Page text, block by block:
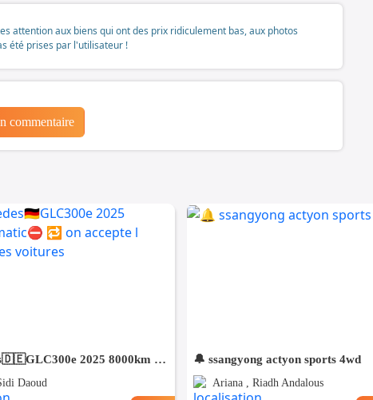
attention aux biens qui ont des prix ridiculement bas, aux photos
été prises par l'utilisateur !
commentaire
⛔️Mercedes🇩🇪GLC300e 2025 8000km 4matic⛔️ 🔁 on accepte l échange des voitures
Daoud
🔔 ssangyong actyon sports 4wd
Ariana , Riadh Andalous